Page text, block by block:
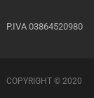
P.IVA 03864520980
COPYRIGHT © 2020